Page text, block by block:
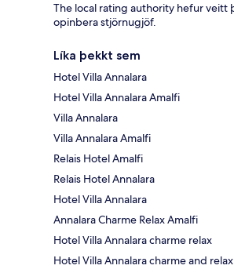
The local rating authority hefur veitt
opinbera stjörnugjöf.
Líka þekkt sem
Hotel Villa Annalara
Hotel Villa Annalara Amalfi
Villa Annalara
Villa Annalara Amalfi
Relais Hotel Amalfi
Relais Hotel Annalara
Hotel Villa Annalara
Annalara Charme Relax Amalfi
Hotel Villa Annalara charme relax
Hotel Villa Annalara charme and